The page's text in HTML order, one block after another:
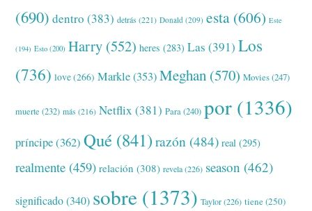
(690) dentro (383) detrás (221) Donald (209) esta (606) Este
(194) Esto (200) Harry (552) heres (283) Las (391) Los
(736) love(266) Markle(353) Meghan (570) Movies(247)
muerte (232) más (216) Netflix (381) Para(240) por (1336)
príncipe(362) Qué (841) razón (484) real (295)
realmente (459) relación (308) revela(226) season (462)
significado(340) sobre (1373) Taylor(226) tiene(250)